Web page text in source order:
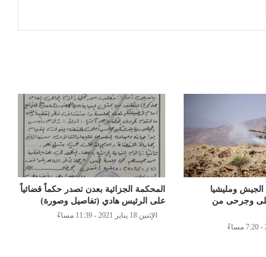
ومليشيا
وجرحى من
المحكمة الجزائية بعدن تصدر حكماً قضائياً
على الرئيس هادي (تفاصيل وصورة)
الإثنين 18 يناير 2021 - 11:39 مساءً